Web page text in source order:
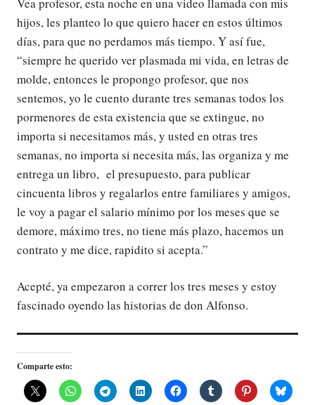
hijos, les planteo lo que quiero hacer en estos últimos
días, para que no perdamos más tiempo. Y así fue,
“siempre he querido ver plasmada mi vida, en letras de
molde, entonces le propongo profesor, que nos
sentemos, yo le cuento durante tres semanas todos los
pormenores de esta existencia que se extingue, no
importa si necesitamos más, y usted en otras tres
semanas, no importa si necesita más, las organiza y me
entrega un libro, el presupuesto, para publicar
cincuenta libros y regalarlos entre familiares y amigos,
le voy a pagar el salario mínimo por los meses que se
demore, máximo tres, no tiene más plazo, hacemos un
contrato y me dice, rapidito si acepta.”
Acepté, ya empezaron a correr los tres meses y estoy
fascinado oyendo las historias de don Alfonso.
Comparte esto: